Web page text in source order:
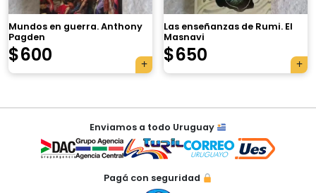
Mundos en guerra. Anthony
Pagden
$600
Las enseñanzas de Rumi. El
Masnavi
$650
Navegación
entradas
Enviamos a todo Uruguay
Pagá con seguridad
Tu carrito está vacío.
automáticamente.